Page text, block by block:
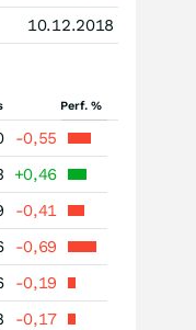
10.12.2018
Perf. %
-0,55
+0,46
-0,41
-0,69
-0,19
-0,17